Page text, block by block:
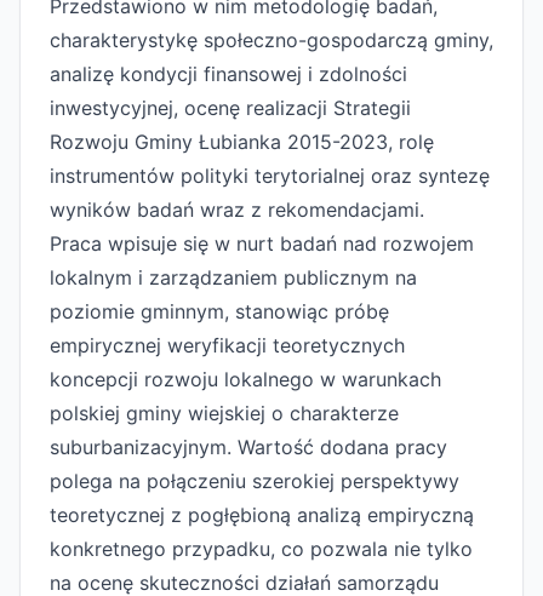
Przedstawiono w nim metodologię badań,
charakterystykę społeczno-gospodarczą gminy,
analizę kondycji finansowej i zdolności
inwestycyjnej, ocenę realizacji Strategii
Rozwoju Gminy Łubianka 2015-2023, rolę
instrumentów polityki terytorialnej oraz syntezę
wyników badań wraz z rekomendacjami.
Praca wpisuje się w nurt badań nad rozwojem
lokalnym i zarządzaniem publicznym na
poziomie gminnym, stanowiąc próbę
empirycznej weryfikacji teoretycznych
koncepcji rozwoju lokalnego w warunkach
polskiej gminy wiejskiej o charakterze
suburbanizacyjnym. Wartość dodana pracy
polega na połączeniu szerokiej perspektywy
teoretycznej z pogłębioną analizą empiryczną
konkretnego przypadku, co pozwala nie tylko
na ocenę skuteczności działań samorządu